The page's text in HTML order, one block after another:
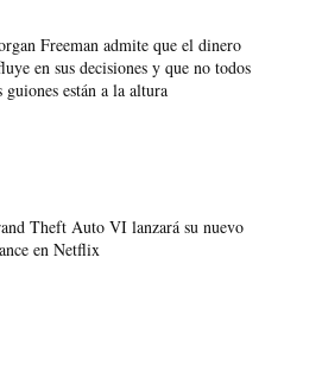
Freeman admite que el dinero
en sus decisiones y que no todos
guiones están a la altura
Theft Auto VI lanzará su nuevo
en Netflix